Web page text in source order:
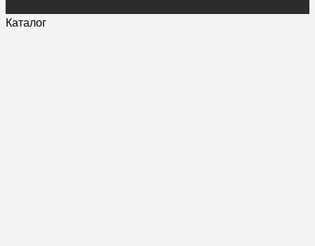
Каталог